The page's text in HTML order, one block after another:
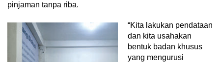
pinjaman tanpa riba.
“Kita lakukan pendataan
dan kita usahakan
bentuk badan khusus
yang mengurusi